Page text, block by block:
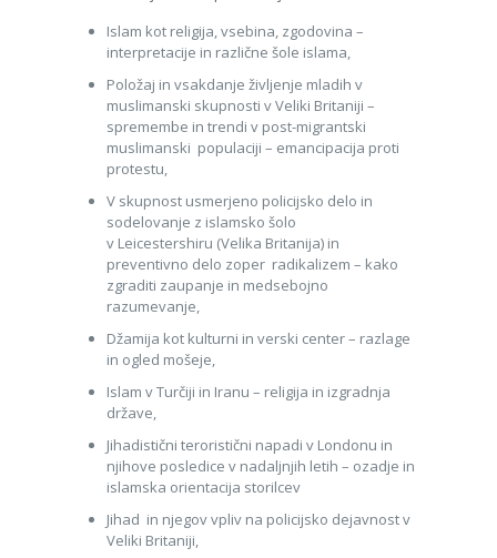
Islam kot religija, vsebina, zgodovina –
interpretacije in različne šole islama,
Položaj in vsakdanje življenje mladih v
muslimanski skupnosti v Veliki Britaniji –
spremembe in trendi v post-migrantski
muslimanski populaciji – emancipacija proti
protestu,
V skupnost usmerjeno policijsko delo in
sodelovanje z islamsko šolo
v Leicestershiru (Velika Britanija) in
preventivno delo zoper radikalizem – kako
zgraditi zaupanje in medsebojno
razumevanje,
Džamija kot kulturni in verski center – razlage
in ogled mošeje,
Islam v Turčiji in Iranu – religija in izgradnja
države,
Jihadistični teroristični napadi v Londonu in
njihove posledice v nadaljnjih letih – ozadje in
islamska orientacija storilcev
Jihad in njegov vpliv na policijsko dejavnost v
Veliki Britaniji,